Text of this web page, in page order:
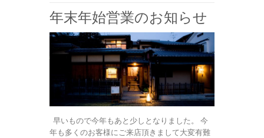
年末年始営業のお知らせ
早いもので今年もあと少しとなりました。 今
年も多くのお客様にご来店頂きまして大変有難